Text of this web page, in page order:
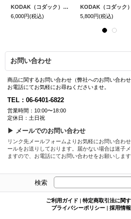
KODAK（コダック）M38 フィルムカメラ｜イエロー ＋ FUJIFILM400 36枚撮り｜1本パック プレゼント中！
6,000円(税込)
5,800円(税込)
お問い合わせ
商品に関するお問い合わせ（弊社へのお問い合わ
お電話にてお気軽にお尋ねくださいませ。
TEL：06-6401-6822
営業時間：10:00〜18:00
定休日：土日祝
▶ メールでのお問い合わせ
リンク先メールフォームよりお気軽にお問い合わ
ールをお送りしております。届かない場合は迷子
ますので、お電話にてお問い合わせをお願いします
検索
ご利用ガイド | 特定商取引法に関
プライバシーポリシー | 採用情報